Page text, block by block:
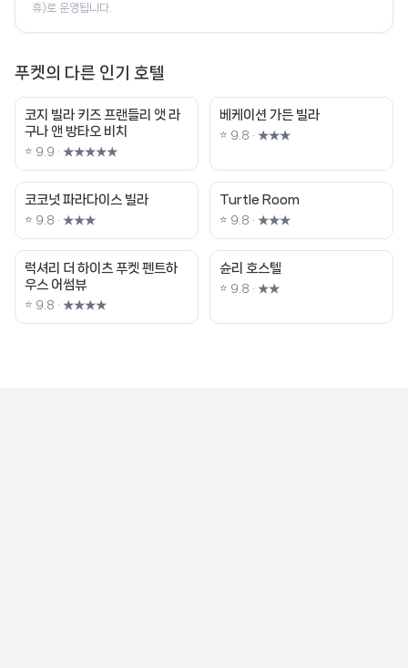
휴)로 운영됩니다.
푸켓의 다른 인기 호텔
코지 빌라 키즈 프랜들리 앳 라
구나 앤 방타오 비치
⭐ 9.9 · ★★★★★
베케이션 가든 빌라
⭐ 9.8 · ★★★
코코넛 파라다이스 빌라
⭐ 9.8 · ★★★
Turtle Room
⭐ 9.8 · ★★★
럭셔리 더 하이츠 푸켓 펜트하
우스 어썸뷰
⭐ 9.8 · ★★★★
슌리 호스텔
⭐ 9.8 · ★★